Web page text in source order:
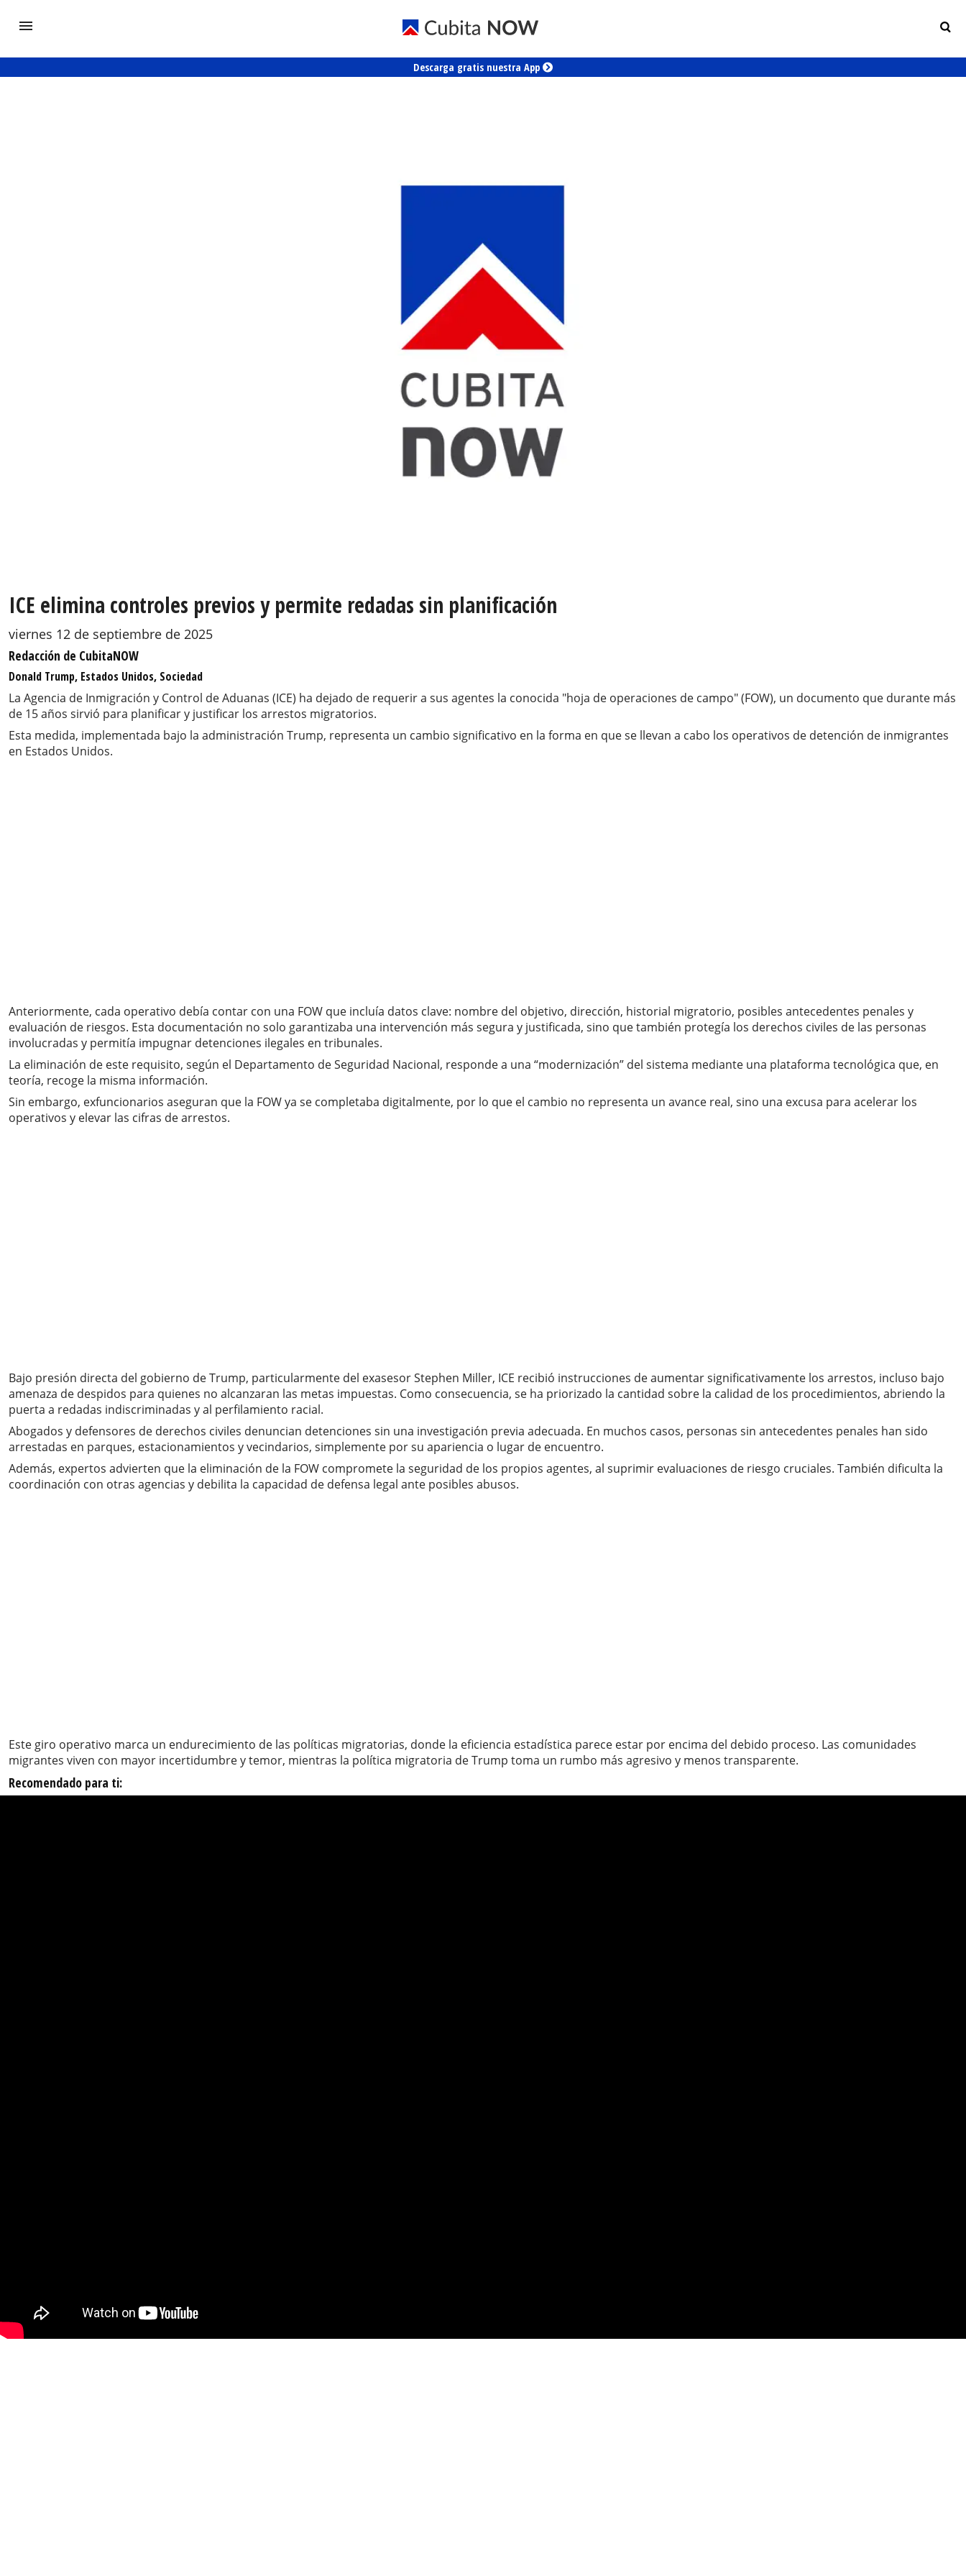
Descarga gratis nuestra App
ICE elimina controles previos y permite redadas sin planificación
viernes 12 de septiembre de 2025
Redacción de CubitaNOW
Donald Trump, Estados Unidos, Sociedad
La Agencia de Inmigración y Control de Aduanas (ICE) ha dejado de requerir a sus agentes la conocida "hoja de operaciones de campo" (FOW), un documento que durante más
de 15 años sirvió para planificar y justificar los arrestos migratorios.
Esta medida, implementada bajo la administración Trump, representa un cambio significativo en la forma en que se llevan a cabo los operativos de detención de inmigrantes
en Estados Unidos.
Anteriormente, cada operativo debía contar con una FOW que incluía datos clave: nombre del objetivo, dirección, historial migratorio, posibles antecedentes penales y
evaluación de riesgos. Esta documentación no solo garantizaba una intervención más segura y justificada, sino que también protegía los derechos civiles de las personas
involucradas y permitía impugnar detenciones ilegales en tribunales.
La eliminación de este requisito, según el Departamento de Seguridad Nacional, responde a una “modernización” del sistema mediante una plataforma tecnológica que, en
teoría, recoge la misma información.
Sin embargo, exfuncionarios aseguran que la FOW ya se completaba digitalmente, por lo que el cambio no representa un avance real, sino una excusa para acelerar los
operativos y elevar las cifras de arrestos.
Bajo presión directa del gobierno de Trump, particularmente del exasesor Stephen Miller, ICE recibió instrucciones de aumentar significativamente los arrestos, incluso bajo
amenaza de despidos para quienes no alcanzaran las metas impuestas. Como consecuencia, se ha priorizado la cantidad sobre la calidad de los procedimientos, abriendo la
puerta a redadas indiscriminadas y al perfilamiento racial.
Abogados y defensores de derechos civiles denuncian detenciones sin una investigación previa adecuada. En muchos casos, personas sin antecedentes penales han sido
arrestadas en parques, estacionamientos y vecindarios, simplemente por su apariencia o lugar de encuentro.
Además, expertos advierten que la eliminación de la FOW compromete la seguridad de los propios agentes, al suprimir evaluaciones de riesgo cruciales. También dificulta la
coordinación con otras agencias y debilita la capacidad de defensa legal ante posibles abusos.
Este giro operativo marca un endurecimiento de las políticas migratorias, donde la eficiencia estadística parece estar por encima del debido proceso. Las comunidades
migrantes viven con mayor incertidumbre y temor, mientras la política migratoria de Trump toma un rumbo más agresivo y menos transparente.
Recomendado para ti: